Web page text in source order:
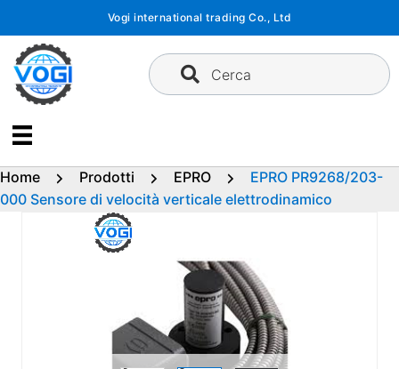
contenuto
Vogi international trading Co., Ltd
Cerca
Home Prodotti EPRO
EPRO PR9268/203-
000 Sensore di velocità verticale elettrodinamico